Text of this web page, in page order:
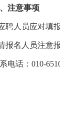
注意事项
聘人员应对填
报名人员注意
电话： 010-